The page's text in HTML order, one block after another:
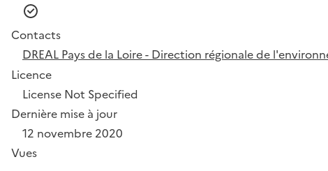
Contacts
DREAL Pays de la Loire - Direction régionale de
Licence
License Not Specified
Dernière mise à jour
12 novembre 2020
Vues